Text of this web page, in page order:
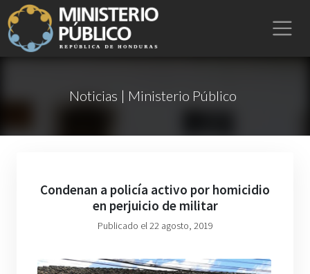
Noticias | Ministerio Público
Condenan a policía activo por homicidio
en perjuicio de militar
Publicado el 22 agosto, 2019